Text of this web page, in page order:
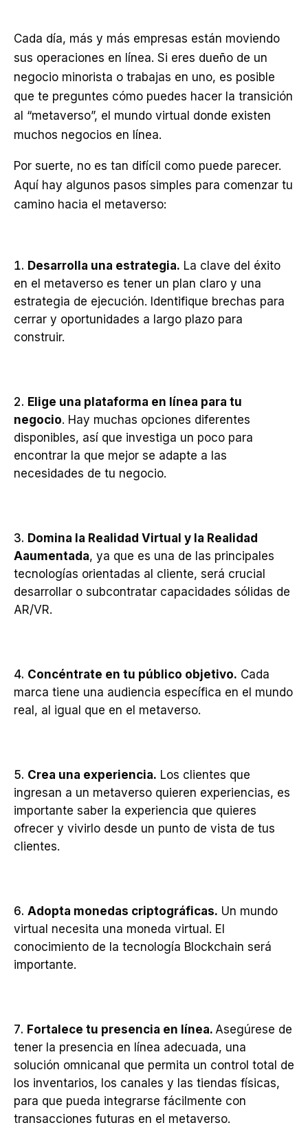
Cada día, más y más empresas están moviendo
sus operaciones en línea. Si eres dueño de un
negocio minorista o trabajas en uno, es posible
que te preguntes cómo puedes hacer la transición
al “metaverso”, el mundo virtual donde existen
muchos negocios en línea.
Por suerte, no es tan difícil como puede parecer.
Aquí hay algunos pasos simples para comenzar tu
camino hacia el metaverso:
Desarrolla una estrategia. La clave del éxito
en el metaverso es tener un plan claro y una
estrategia de ejecución. Identifique brechas para
cerrar y oportunidades a largo plazo para
construir.
Elige una plataforma en línea para tu
negocio. Hay muchas opciones diferentes
disponibles, así que investiga un poco para
encontrar la que mejor se adapte a las
necesidades de tu negocio.
Domina la Realidad Virtual y la Realidad
Aaumentada, ya que es una de las principales
tecnologías orientadas al cliente, será crucial
desarrollar o subcontratar capacidades sólidas de
AR/VR.
Concéntrate en tu público objetivo. Cada
marca tiene una audiencia específica en el mundo
real, al igual que en el metaverso.
Crea una experiencia. Los clientes que
ingresan a un metaverso quieren experiencias, es
importante saber la experiencia que quieres
ofrecer y vivirlo desde un punto de vista de tus
clientes.
Adopta monedas criptográficas. Un mundo
virtual necesita una moneda virtual. El
conocimiento de la tecnología Blockchain será
importante.
Fortalece tu presencia en línea. Asegúrese de
tener la presencia en línea adecuada, una
solución omnicanal que permita un control total de
los inventarios, los canales y las tiendas físicas,
para que pueda integrarse fácilmente con
transacciones futuras en el metaverso.